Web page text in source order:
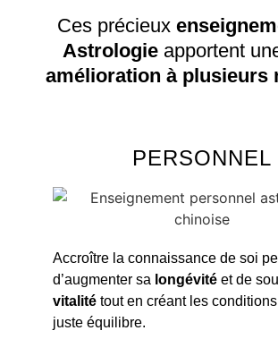
Ces précieux
Astrologieapportent
amélioration à plusieurs
PERSONNEL
Accroître la connaissance de soi
d’augmenter sa longévité et de
vitalité tout en créant les
juste équilibre.